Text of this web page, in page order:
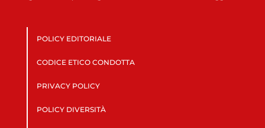
POLICY EDITORIALE
CODICE ETICO CONDOTTA
PRIVACY POLICY
POLICY DIVERSITÀ